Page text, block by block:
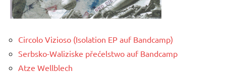
Circolo Vizioso (Isolation EP auf Bandcamp)
Serbsko-Waliziske přećelstwo auf Bandcamp
Atze Wellblech